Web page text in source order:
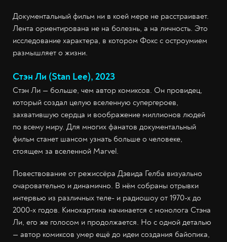
Документальный фильм ни в коей мере не расстраивает.
Лента ориентирована не на болезнь, а на личность. Это
исследование характера, в котором Фокс с остроумием
размышляет о жизни.
Стэн Ли (Stan Lee), 2023
Стэн Ли — больше, чем автор комиксов. Он провидец,
который создал целую вселенную супергероев,
захватившую сердца и воображение миллионов людей
по всему миру. Для многих фанатов документальный
фильм станет шансом узнать больше о человеке,
стоящем за вселенной Marvel.
Повествование от режиссёра Дэвида Гелба визуально
очаровательно и динамично. В нём собраны отрывки
интервью из различных теле- и радиошоу от 1970-х до
2000-х годов. Кинокартина начинается с монолога Стэна
Ли, его же голосом и продолжается. Но с одной деталью
— автор комиксов умер ещё до идеи создания байопика,